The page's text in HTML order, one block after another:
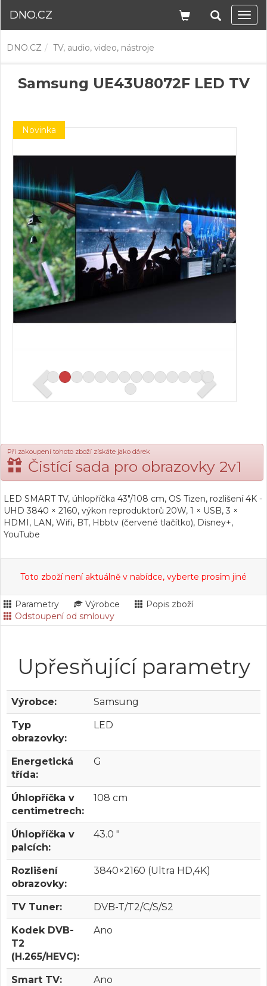
DNO.CZ
DNO.CZ TV, audio, video, nástroje
Samsung UE43U8072F LED TV
Novinka
Při zakoupení tohoto zboží získáte jako dárek
Čistící sada pro obrazovky 2v1
LED SMART TV, úhlopříčka 43"/108 cm, OS Tizen, rozlišení 4K -
UHD 3840 × 2160, výkon reproduktorů 20W, 1 × USB, 3 ×
HDMI, LAN, Wifi, BT, Hbbtv (červené tlačítko), Disney+,
YouTube
Toto zboží není aktuálně v nabídce, vyberte prosím jiné
Parametry Výrobce
Popis zboží
Odstoupení od smlouvy
Upřesňující parametry
Výrobce: Samsung
Typ
obrazovky:
LED
Energetická
třída:
G
Úhlopříčka v
centimetrech:
108 cm
Úhlopříčka v
palcích:
43.0 "
Rozlišení
obrazovky:
3840×2160 (Ultra HD,4K)
TV Tuner: DVB-T/T2/C/S/S2
Kodek DVB-
T2
(H.265/HEVC):
Ano
Smart TV: Ano